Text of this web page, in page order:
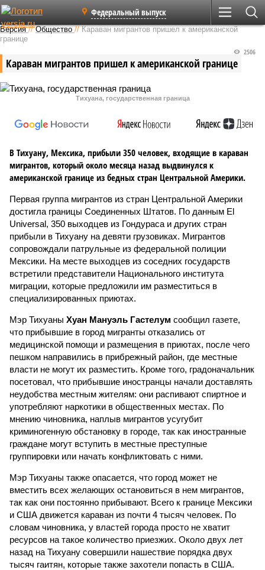
Федеральный выпуск
Версия //Общество //Караван мигрантов пришел к американской
границе
Караван мигрантов пришел к американской границе
2506
Тихуана, государственная граница
В Тихуану, Мексика, прибыли 350 человек, входящие в караван
мигрантов, который около месяца назад выдвинулся к
американской границе из бедных стран Центральной Америки.
Первая группа мигрантов из стран Центральной Америки
достигла границы Соединенных Штатов. По данным El
Universal, 350 выходцев из Гондураса и других стран
прибыли в Тихуану на девяти грузовиках. Мигрантов
сопровождали патрульные из федеральной полиции
Мексики. На месте выходцев из соседних государств
встретили представители Национального института
миграции, которые предложили им разместиться в
специализированных приютах.
Мэр Тихуаны Хуан Мануэль Гастелум сообщил газете,
что прибывшие в город мигранты отказались от
медицинской помощи и размещения в приютах, после чего
пешком направились в прибрежный район, где местные
власти не могут их разместить. Кроме того, градоначальник
посетовал, что прибывшие иностранцы начали доставлять
неудобства местным жителям: они распивают спиртное и
употребляют наркотики в общественных местах. По
мнению чиновника, наплыв мигрантов усугубит
криминогенную обстановку в городе, так как иностранные
граждане могут вступить в местные преступные
группировки или начать конфликтовать с ними.
Мэр Тихуаны также опасается, что город может не
вместить всех желающих остановиться в нем мигрантов,
так как они постоянно прибывают. Всего к границе Мексики
и США движется караван из почти 4 тысяч человек. По
словам чиновника, у властей города просто не хватит
ресурсов на такое количество приезжих. Около двух лет
назад на Тихуану совершили нашествие порядка двух
тысяч гаитян, которые также захотели попасть в США.